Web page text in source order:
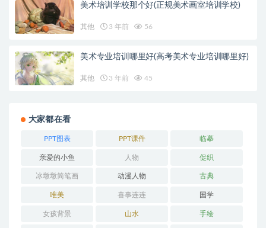
美术培训学校那个好(正规美术画室培训学校)
其他 3 年前 56
美术专业培训哪里好(高考美术专业培训哪里好)
其他 3 年前 45
大家都在看
PPT图表 PPT课件 临摹
亲爱的小鱼 人物 促织
冰墩墩简笔画 动漫人物 古典
唯美 喜事连连 国学
女孩背景 山水 手绘